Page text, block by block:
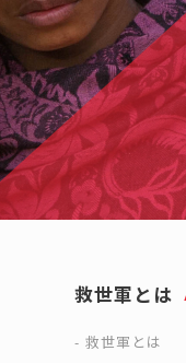
救世軍とは
救世軍とは